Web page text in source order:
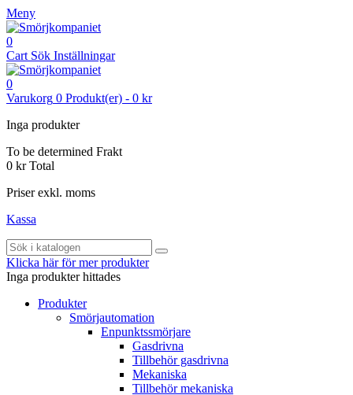
Meny
0
Cart Sök Inställningar
0
Varukorg 0 Produkt(er) - 0 kr
Inga produkter
To be determined Frakt
0 kr Total
Priser exkl. moms
Kassa
Klicka här för mer produkter
Inga produkter hittades
Produkter
Smörjautomation
Enpunktssmörjare
Gasdrivna
Tillbehör gasdrivna
Mekaniska
Tillbehör mekaniska